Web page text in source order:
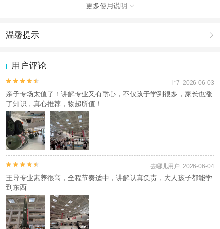
不限于在订票时间因在工作、会议、出差等无法及时订票用户)，在
取任何费用;
4、一经阅读同意，订票不成功仅全额退款或改期再约，不做其他任
人群说明
未满14周岁(含)的未成年人，须由成年人代为预约，并与预约人同步
核验入馆；
免预约绿色通道：现役军人、军队文职人员、退役军人、烈士遗属、
因公牺牲军人遗属、病故军人遗属、消防救援人员、60岁以上老人、
残疾人开放绿色通道，仅限本人持有关身份证明证件和身份证，经查
验后，由军博南门绿色通道入馆。
查看 《工商执照信息》 《特许经营许可证信息》
更多使用说明 
温馨提示 
动（如跳伞、潜水、滑雪等）前，请务必仔细阅读
2.为普及旅游安全知识及旅游文明公约，使您的旅程顺利圆满完成，
特制定《去哪儿网旅游安全手册》 ，请您认真阅读并切实遵守。
用户评论

 l*7 2026-06-03
亲子专场太值了！讲解专业又有耐心，不仅孩子学到很多，家长也涨
了知识，真心推荐，物超所值！

 去哪儿用户 2026-06-04
王导专业素养很高，全程节奏适中，讲解认真负责，大人孩子都能学
到东西